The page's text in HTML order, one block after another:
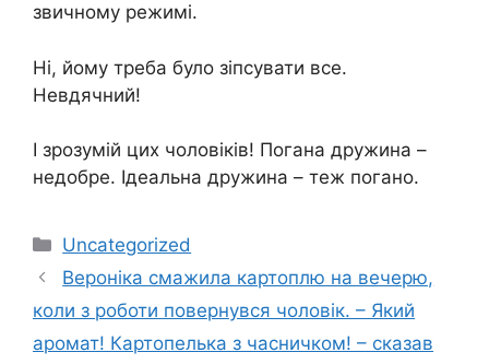
звичному режимі.
Ні, йому треба було зіпсувати все.
Невдячний!
І зрозумій цих чоловіків! Погана дружина –
недобре. Ідеальна дружина – теж погано.
Категорії
Uncategorized
Вероніка смажила картоплю на вечерю,
коли з роботи повернувся чоловік. – Який
аромат! Картопелька з часничком! – сказав